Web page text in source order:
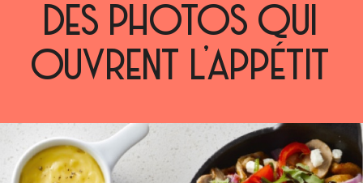
DES PHOTOS QUI
OUVRENT L’APPÉTIT